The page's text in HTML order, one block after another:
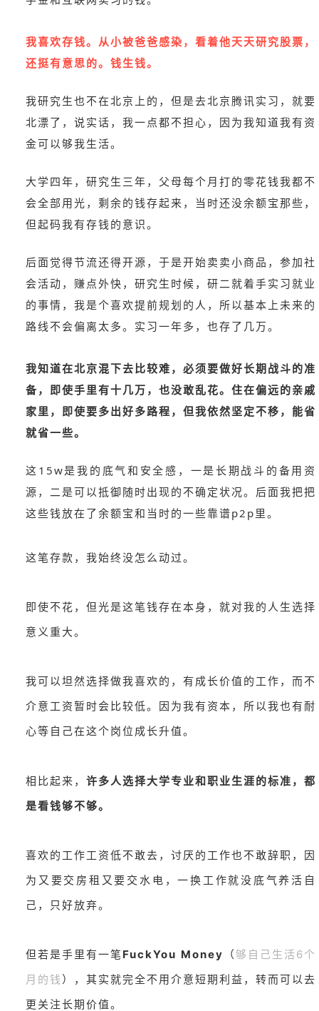
我喜欢存钱。从小被爸爸感染，看着他天天研究股票，
还挺有意思的。钱生钱。
我研究生也不在北京上的，但是去北京腾讯实习，就要
北漂了，说实话，我一点都不担心，因为我知道我有资
金可以够我生活。
大学四年，研究生三年，父母每个月打的零花钱我都不
会全部用光，剩余的钱存起来，当时还没余额宝那些，
但起码我有存钱的意识。
后面觉得节流还得开源，于是开始卖卖小商品，参加社
会活动，赚点外快，研究生时候，研二就着手实习就业
的事情，我是个喜欢提前规划的人，所以基本上未来的
路线不会偏离太多。实习一年多，也存了几万。
我知道在北京混下去比较难，必须要做好长期战斗的准
备，即使手里有十几万，也没敢乱花。住在偏远的亲戚
家里，即使要多出好多路程，但我依然坚定不移，能省
就省一些。
这15w是我的底气和安全感，一是长期战斗的备用资
源，二是可以抵御随时出现的不确定状况。后面我把把
这些钱放在了余额宝和当时的一些靠谱p2p里。
这笔存款，我始终没怎么动过。
即使不花，但光是这笔钱存在本身，就对我的人生选择
意义重大。
我可以坦然选择做我喜欢的，有成长价值的工作，而不
介意工资暂时会比较低。因为我有资本，所以我也有耐
心等自己在这个岗位成长升值。
相比起来， 许多人选择大学专业和职业生涯的标准，都
是看钱够不够。
喜欢的工作工资低不敢去，讨厌的工作也不敢辞职，因
为又要交房租又要交水电，一换工作就没底气养活自
己，只好放弃。
但若是手里有一笔 FuckYou Money （ 够自己生活6个
月的钱 ），其实就完全不用介意短期利益，转而可以去
更关注长期价值。